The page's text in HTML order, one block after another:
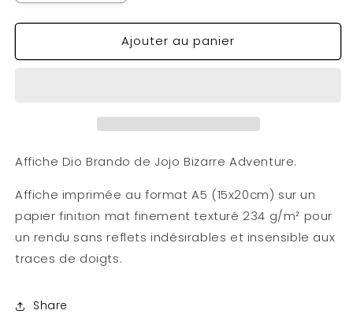
la
quantité
Affiche
la
quantité
de
Affiche
Ajouter au panier
Affiche Dio Brando de Jojo Bizarre Adventure.
Affiche imprimée au format A5 (15x20cm) sur un
papier finition mat finement texturé 234 g/m² pour
un rendu sans reflets indésirables et insensible aux
traces de doigts.
Share